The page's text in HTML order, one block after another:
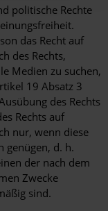
politische Rechte
das Recht auf
des Rechts,
Medien zu suchen,
19 Absatz 3
des Rechts
Rechts auf
nur, wenn diese
genügen, d. h.
der nach dem
Zwecke
sind.